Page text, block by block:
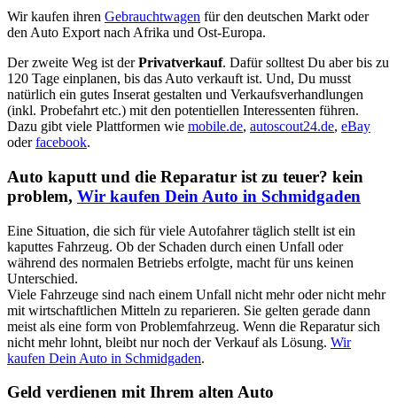
Wir kaufen ihren Gebrauchtwagen für den deutschen Markt oder
den Auto Export nach Afrika und Ost-Europa.
Der zweite Weg ist derPrivatverkauf. Dafür solltest Du aber bis zu
120 Tage einplanen, bis das Auto verkauft ist. Und, Du musst
natürlich ein gutes Inserat gestalten und Verkaufsverhandlungen
(inkl. Probefahrt etc.) mit den potentiellen Interessenten führen.
Dazu gibt viele Plattformen wie mobile.de, autoscout24.de, eBay
oderfacebook.
Auto kaputt und die Reparatur ist zu teuer? kein
problem, Wir kaufen Dein Auto in Schmidgaden
Eine Situation, die sich für viele Autofahrer täglich stellt ist ein
kaputtes Fahrzeug. Ob der Schaden durch einen Unfall oder
während des normalen Betriebs erfolgte, macht für uns keinen
Unterschied.
Viele Fahrzeuge sind nach einem Unfall nicht mehr oder nicht mehr
mit wirtschaftlichen Mitteln zu reparieren. Sie gelten gerade dann
meist als eine form von Problemfahrzeug. Wenn die Reparatur sich
nicht mehr lohnt, bleibt nur noch der Verkauf als Lösung. Wir
kaufen Dein Auto in Schmidgaden.
Geld verdienen mit Ihrem alten Auto